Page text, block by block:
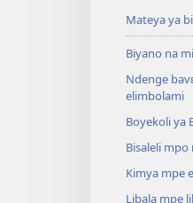
Mateya ya
Biyano na
Ndenge
elimbolami
Boyekoli ya
Bisaleli
Kimya mpe
Libala mpe